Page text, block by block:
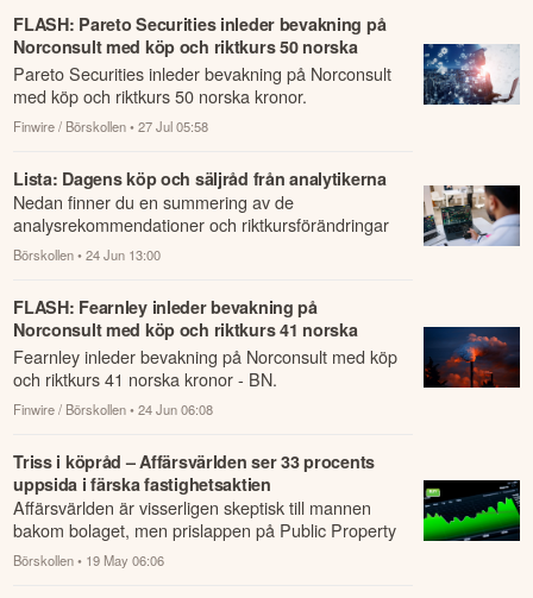
FLASH: Pareto Securities inleder bevakning på
Norconsult med köp och riktkurs 50 norska
kronor
Pareto Securities inleder bevakning på Norconsult
med köp och riktkurs 50 norska kronor.
Finwire / Börskollen • 27 Jul 05:58
Lista: Dagens köp och säljråd från analytikerna
Nedan finner du en summering av de
analysrekommendationer och riktkursförändringar
som har rapporterats om idag den 24 juni.
Börskollen • 24 Jun 13:00
FLASH: Fearnley inleder bevakning på
Norconsult med köp och riktkurs 41 norska
kronor - BN
Fearnley inleder bevakning på Norconsult med köp
och riktkurs 41 norska kronor - BN.
Finwire / Börskollen • 24 Jun 06:08
Triss i köpråd – Affärsvärlden ser 33 procents
uppsida i färska fastighetsaktien
Affärsvärlden är visserligen skeptisk till mannen
bakom bolaget, men prislappen på Public Property
Invest är ändå för lockande för att ignor...
Börskollen • 19 May 06:06